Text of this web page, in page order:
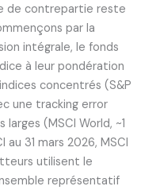
de contrepartie reste
par la
intégrale, le fonds
à leur pondération
concentrés (S&P
une tracking error
(MSCI World, ~1
31 mars 2026, MSCI
utilisent le
représentatif